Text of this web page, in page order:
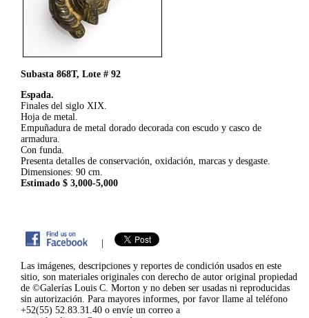
Subasta 868T, Lote # 92
Espada.
Finales del siglo XIX.
Hoja de metal.
Empuñadura de metal dorado decorada con escudo y casco de
armadura.
Con funda.
Presenta detalles de conservación, oxidación, marcas y desgaste.
Dimensiones: 90 cm.
Estimado $ 3,000-5,000
|
Las imágenes, descripciones y reportes de condición usados en este
sitio, son materiales originales con derecho de autor original propiedad
de ©Galerías Louis C. Morton y no deben ser usadas ni reproducidas
sin autorización. Para mayores informes, por favor llame al teléfono
+52(55) 52.83.31.40 o envíe un correo a